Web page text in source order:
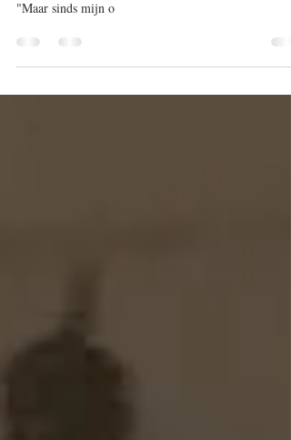
"Of ik vroeger supermarktwijn dronk? Als een kennis
"Maar sinds mijn o